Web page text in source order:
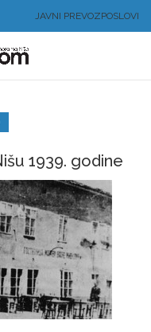
JAVNI PREVOZPOSLOVI
1939. godine